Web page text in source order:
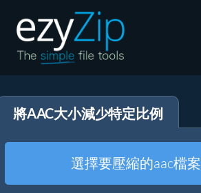
解壓縮
其他工具
將AAC大小減少特定比例
選擇要壓縮的aac檔案